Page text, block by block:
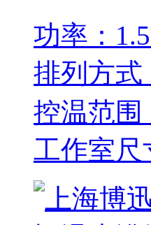
功率：
排列方式
控温范
工作室尺